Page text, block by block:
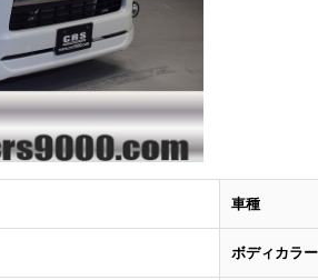
車種
ボディカラー